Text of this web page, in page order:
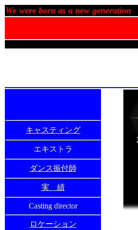
We were born as a new generation
キャスティング
エキストラ
ダンス振付師
実 績
Casting director
ロケーション